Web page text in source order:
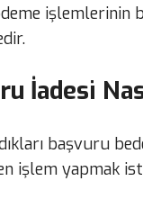
işlemlerinin
İadesi
başvuru
işlem yapmak